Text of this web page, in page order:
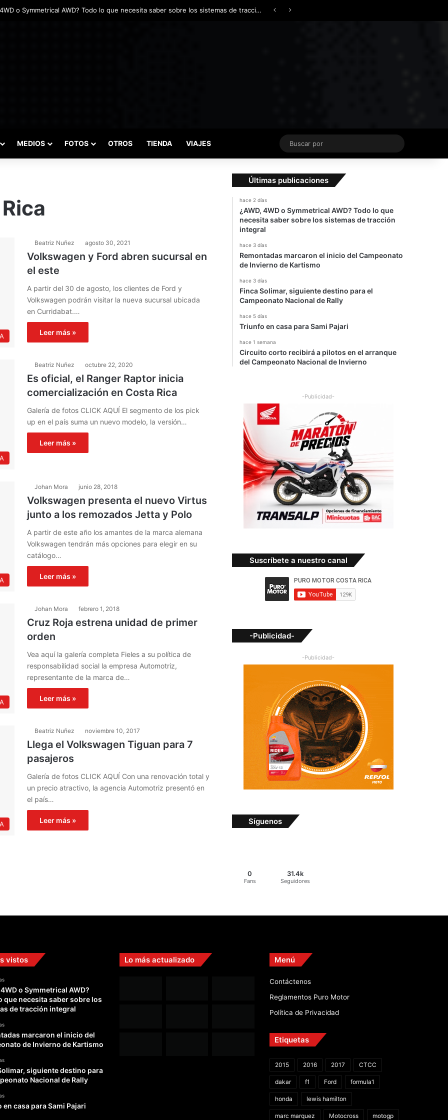
¿AWD, 4WD o Symmetrical AWD? Todo lo que necesita saber sobre los sistemas de tracción integral
MEDIOS FOTOS OTROS TIENDA VIAJES
Buscar
por
Beatriz Nuñez agosto 30, 2021
Volkswagen y Ford abren sucursal en
el este
A partir del 30 de agosto, los clientes de Ford y
Volkswagen podrán visitar la nueva sucursal ubicada
en Curridabat.…
Leer más »
Beatriz Nuñez octubre 22, 2020
Es oficial, el Ranger Raptor inicia
comercialización en Costa Rica
Galería de fotos CLICK AQUÍ El segmento de los pick
up en el país suma un nuevo modelo, la versión…
Leer más »
Johan Mora junio 28, 2018
Volkswagen presenta el nuevo Virtus
junto a los remozados Jetta y Polo
A partir de este año los amantes de la marca alemana
Volkswagen tendrán más opciones para elegir en su
catálogo…
Leer más »
Johan Mora febrero 1, 2018
Cruz Roja estrena unidad de primer
orden
Vea aquí la galería completa Fieles a su política de
responsabilidad social la empresa Automotriz,
representante de la marca de…
Leer más »
Beatriz Nuñez noviembre 10, 2017
Llega el Volkswagen Tiguan para 7
pasajeros
Galería de fotos CLICK AQUÍ Con una renovación total y
un precio atractivo, la agencia Automotriz presentó en
el país…
Leer más »
Últimas publicaciones
hace 2 días
¿AWD, 4WD o Symmetrical AWD? Todo lo que
necesita saber sobre los sistemas de tracción
integral
hace 3 días
Remontadas marcaron el inicio del Campeonato
de Invierno de Kartismo
hace 3 días
Finca Solimar, siguiente destino para el
Campeonato Nacional de Rally
hace 5 días
Triunfo en casa para Sami Pajari
hace 1 semana
Circuito corto recibirá a pilotos en el arranque
del Campeonato Nacional de Invierno
-Publicidad-
Suscríbete a nuestro canal
-Publicidad-
-Publicidad-
Síguenos
0
Fans
31.4k
Seguidores
vistos
4WD o Symmetrical AWD?
que necesita saber sobre los
de tracción integral
marcaron el inicio del
de Invierno de Kartismo
siguiente destino para
Nacional de Rally
en casa para Sami Pajari
Lo más actualizado Menú
Contáctenos
Reglamentos Puro Motor
Política de Privacidad
Etiquetas
2015 2016 2017 CTCC
dakar f1 Ford formula1
honda lewis hamilton
marc marquez Motocross motogp